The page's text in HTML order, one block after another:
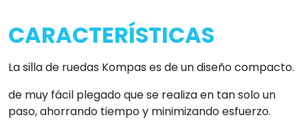
CARACTERÍSTICAS
La silla de ruedas Kompas es de un diseño compacto.
de muy fácil plegado que se realiza en tan solo un
paso, ahorrando tiempo y minimizando esfuerzo.